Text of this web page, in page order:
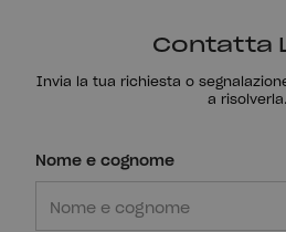
Contatta
Invia la tua richiesta o
a risolverla.
Nome e cognome